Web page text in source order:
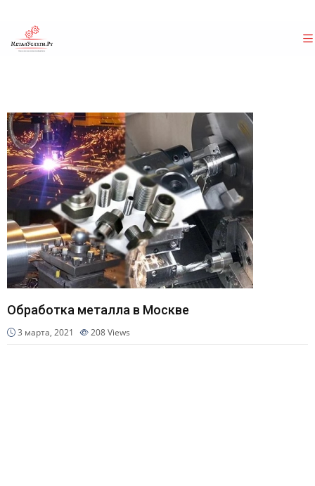
Обработка металла в Москве
3 марта, 2021 208Views